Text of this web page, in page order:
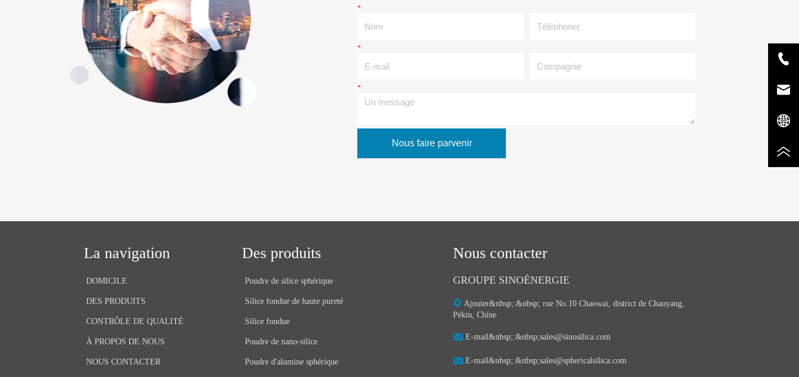
*Nom
*E-mail
*Un message
Nous faire parvenir
La navigation
DOMICILE
DES PRODUITS
CONTRÔLE DE QUALITÉ
À PROPOS DE NOUS
NOUS CONTACTER
Des produits
Poudre de silice sphérique
Silice fondue de haute pureté
Silice fondue
Poudre de nano-silice
Poudre d'alumine sphérique
Nous contacter
GROUPE SINOÉNERGIE
Ajouter&nbsp;:&nbsp;ㅤ rue No.10 Chaowai, district de Chaoyang,
Pékin, Chine
E-mail&nbsp;:&nbsp;ㅤsales@sinosilica.com
E-mail&nbsp;:&nbsp;ㅤsales@sphericalsilica.com